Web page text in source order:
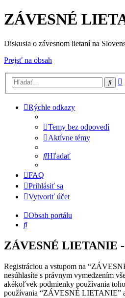
ZÁVESNÉ
Diskusia o závesnom lietaní na
Prejsť na obsah
Rýchle odkazy
Temy bez odpovedí
Aktívne témy
Hľadať
FAQ
Prihlásiť sa
Vytvoriť účet
Obsah portálu
Hľadať
ZÁVESNÉ LIETANIE
Registráciou a vstupom na
nesúhlasíte s právnym vymedzením
akékoľvek podmienky používania
používania “ZÁVESNÉ LIETANIE” a